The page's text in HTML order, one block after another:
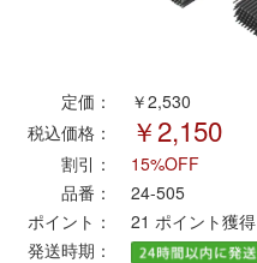
タカラトミー（プラレール）
ポポンデッタ
MODEMO(モデモ)
定価：
￥2,530
税込価格：
￥2,150
割引：
15%OFF
品番：
24-505
ポイント：
21 ポイント獲得
発送時期：